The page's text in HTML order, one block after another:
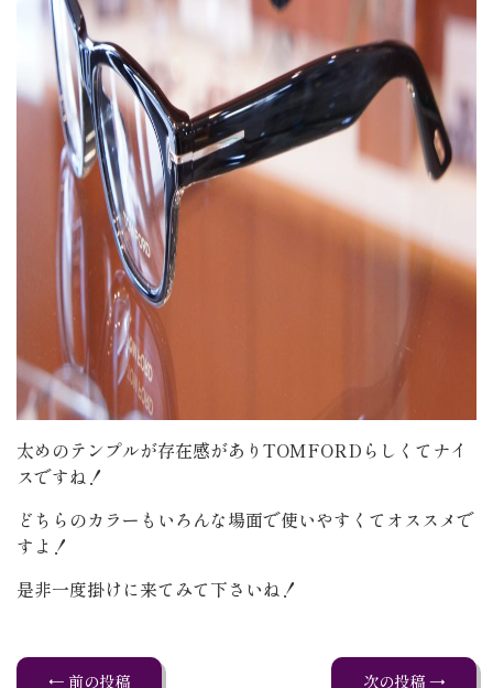
太めのテンプルが存在感がありTOMFORDらしくてナイ
スですね！
どちらのカラーもいろんな場面で使いやすくてオススメで
すよ！
是非一度掛けに来てみて下さいね！
← 前の投稿 次の投稿 →